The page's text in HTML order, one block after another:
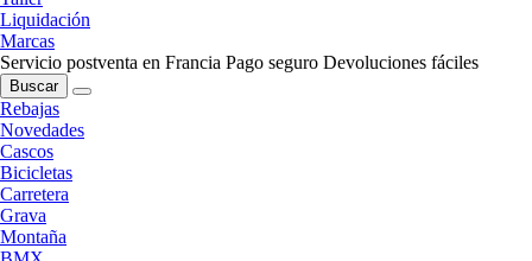
Liquidación
Marcas
Servicio postventa en Francia Pago seguro Devoluciones fáciles
Buscar
Rebajas
Novedades
Cascos
Bicicletas
Carretera
Grava
Montaña